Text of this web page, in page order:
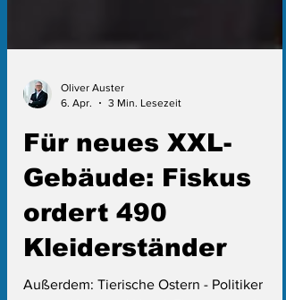
6. Apr.
3 Min. Lesezeit
Für neues XXL-
Gebäude: Fiskus
ordert 490